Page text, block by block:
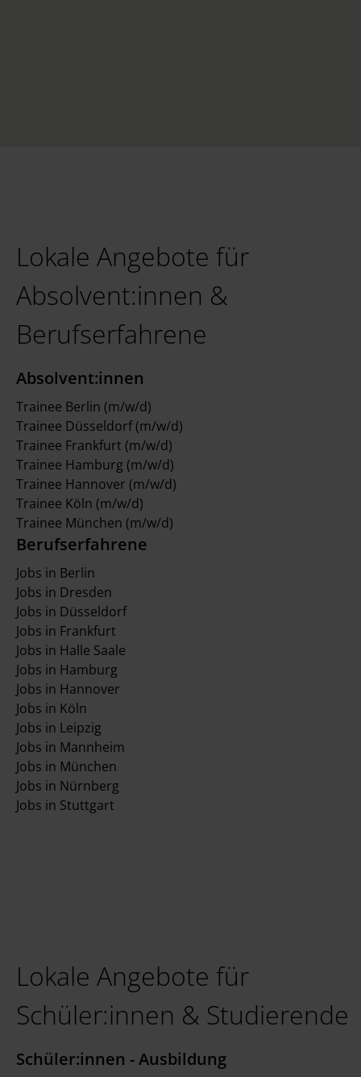
Lokale Angebote für
Absolvent:innen &
Berufserfahrene
Absolvent:innen
Trainee Berlin (m/w/d)
Trainee Düsseldorf (m/w/d)
Trainee Frankfurt (m/w/d)
Trainee Hamburg (m/w/d)
Trainee Hannover (m/w/d)
Trainee Köln (m/w/d)
Trainee München (m/w/d)
Berufserfahrene
Jobs in Berlin
Jobs in Dresden
Jobs in Düsseldorf
Jobs in Frankfurt
Jobs in Halle Saale
Jobs in Hamburg
Jobs in Hannover
Jobs in Köln
Jobs in Leipzig
Jobs in Mannheim
Jobs in München
Jobs in Nürnberg
Jobs in Stuttgart
Lokale Angebote für
Schüler:innen & Studierende
Schüler:innen - Ausbildung